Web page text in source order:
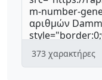
373 χαρακτήρες